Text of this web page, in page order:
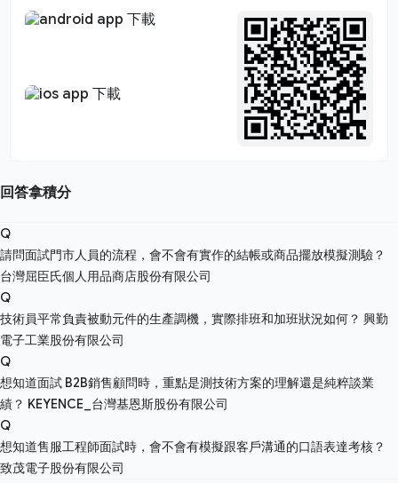
回答拿積分
Q
請問面試門市人員的流程，會不會有實作的結帳或商品擺放模擬測驗？
台灣屈臣氏個人用品商店股份有限公司
Q
技術員平常負責被動元件的生產調機，實際排班和加班狀況如何？ 興勤
電子工業股份有限公司
Q
想知道面試 B2B銷售顧問時，重點是測技術方案的理解還是純粹談業
績？ KEYENCE_台灣基恩斯股份有限公司
Q
想知道售服工程師面試時，會不會有模擬跟客戶溝通的口語表達考核？
致茂電子股份有限公司